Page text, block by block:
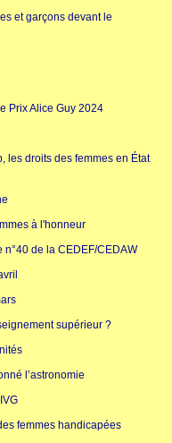
et garçons devant le
Prix Alice Guy 2024
les droits des femmes en État
à l'honneur
de la CEDEF/CEDAW
supérieur ?
l’astronomie
femmes handicapées